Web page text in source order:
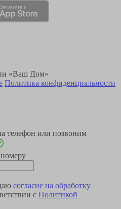
«Ваш Дом»
Политика конфиденциальности
телефон или позвоним
согласие на обработку
с Политикой